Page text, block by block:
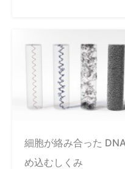
細胞が絡み合った
め込むしくみ